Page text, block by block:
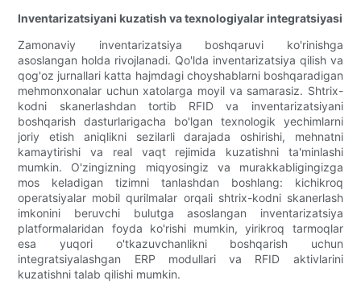
Inventarizatsiyani kuzatish va texnologiyalar integratsiyasi
Zamonaviy inventarizatsiya boshqaruvi ko'rinishga
asoslangan holda rivojlanadi. Qo'lda inventarizatsiya qilish va
qog'oz jurnallari katta hajmdagi choyshablarni boshqaradigan
mehmonxonalar uchun xatolarga moyil va samarasiz. Shtrix-
kodni skanerlashdan tortib RFID va inventarizatsiyani
boshqarish dasturlarigacha bo'lgan texnologik yechimlarni
joriy etish aniqlikni sezilarli darajada oshirishi, mehnatni
kamaytirishi va real vaqt rejimida kuzatishni ta'minlashi
mumkin. O'zingizning miqyosingiz va murakkabligingizga
mos keladigan tizimni tanlashdan boshlang: kichikroq
operatsiyalar mobil qurilmalar orqali shtrix-kodni skanerlash
imkonini beruvchi bulutga asoslangan inventarizatsiya
platformalaridan foyda ko'rishi mumkin, yirikroq tarmoqlar
esa yuqori o'tkazuvchanlikni boshqarish uchun
integratsiyalashgan ERP modullari va RFID aktivlarini
kuzatishni talab qilishi mumkin.